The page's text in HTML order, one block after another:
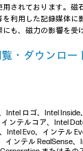
されております。磁
利用した記録媒体に
も、磁力の影響を受
覧・ダウンロ
Intel ロゴ、Intel
ンテルコア、Intel
Intel Evo、インテル
インテル RealSense